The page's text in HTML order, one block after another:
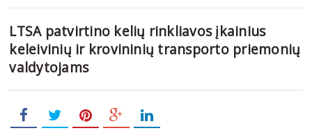
LTSA patvirtino kelių rinkliavos įkainius
keleivinių ir krovininių transporto priemonių
valdytojams